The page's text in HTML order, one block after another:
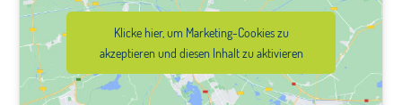
Klicke hier, um Marketing-Cookies zu
akzeptieren und diesen Inhalt zu aktivieren